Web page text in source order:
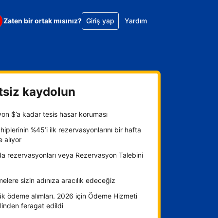
Zaten bir ortak mısınız? Giriş yap Yardım
kaydolun
$’a kadar tesis hasar koruması
%45’i ilk rezervasyonlarını bir hafta
alıyor
rezervasyonları veya Rezervasyon Talebini
sizin adınıza aracılık edeceğiz
ödeme alımları. 2026 için Ödeme Hizmeti
feragat edildi